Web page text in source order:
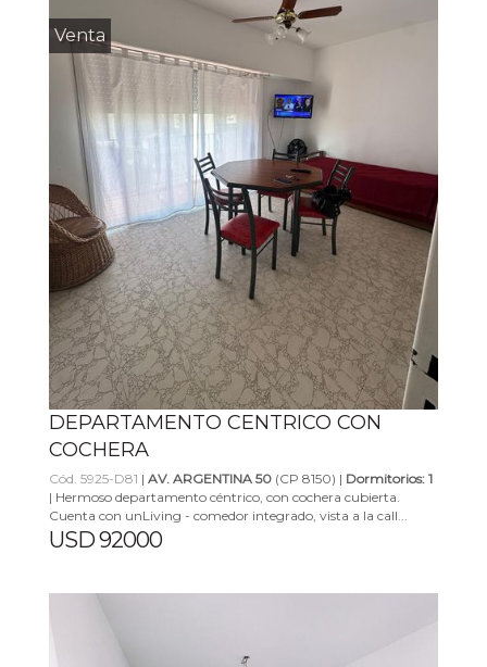
Venta
DEPARTAMENTO CENTRICO CON
COCHERA
Cód. 5925-D81 | AV. ARGENTINA 50 (CP 8150) | Dormitorios: 1
| Hermoso departamento céntrico, con cochera cubierta.
Cuenta con unLiving - comedor integrado, vista a la call...
USD 92000